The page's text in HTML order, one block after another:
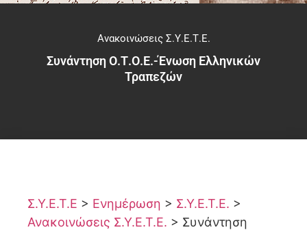
Ανακοινώσεις Σ.Υ.Ε.Τ.Ε.
Συνάντηση Ο.Τ.Ο.Ε.-Ένωση Ελληνικών
Τραπεζών
Σ.Υ.Ε.Τ.Ε > Ενημέρωση > Σ.Υ.Ε.Τ.Ε. >
Ανακοινώσεις Σ.Υ.Ε.Τ.Ε. > Συνάντηση